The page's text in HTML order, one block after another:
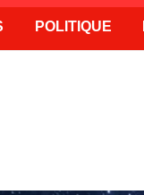
POLITIQUE